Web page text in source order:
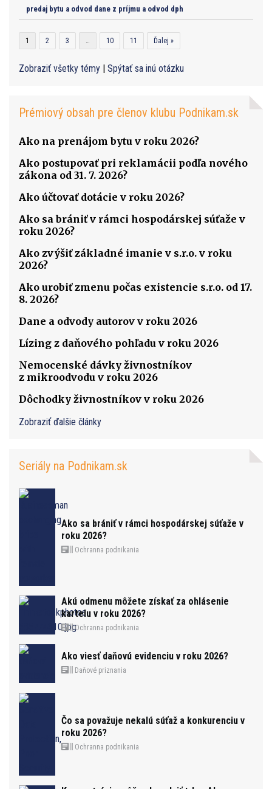
predaj bytu a odvod dane z príjmu a odvod dph
1 2 3 10 11 Ďalej »
Zobraziť všetky témy | Spýtať sa inú otázku
Prémiový obsah pre členov klubu Podnikam.sk
Ako na prenájom bytu v roku 2026?
Ako postupovať pri reklamácii podľa nového
zákona od 31. 7. 2026?
Ako účtovať dotácie v roku 2026?
Ako sa brániť v rámci hospodárskej súťaže v
roku 2026?
Ako zvýšiť základné imanie v s.r.o. v roku
2026?
Ako urobiť zmenu počas existencie s.r.o. od 17.
8. 2026?
Dane a odvody autorov v roku 2026
Lízing z daňového pohľadu v roku 2026
Nemocenské dávky živnostníkov
z mikroodvodu v roku 2026
Dôchodky živnostníkov v roku 2026
Zobraziť ďalšie články
Seriály na Podnikam.sk
Ako sa brániť v rámci hospodárskej súťaže v
roku 2026?
Ochranna podnikania
Akú odmenu môžete získať za ohlásenie
kartelu v roku 2026?
Ochranna podnikania
Ako viesť daňovú evidenciu v roku 2026?
Daňové priznania
Čo sa považuje nekalú súťaž a konkurenciu v
roku 2026?
Ochranna podnikania